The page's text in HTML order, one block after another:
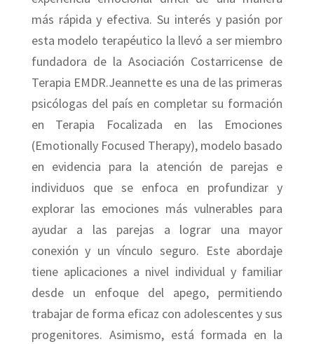
más rápida y efectiva. Su interés y pasión por
esta modelo terapéutico la llevó a ser miembro
fundadora de la Asociación Costarricense de
Terapia EMDR.Jeannette es una de las primeras
psicólogas del país en completar su formación
en Terapia Focalizada en las Emociones
(Emotionally Focused Therapy), modelo basado
en evidencia para la atención de parejas e
individuos que se enfoca en profundizar y
explorar las emociones más vulnerables para
ayudar a las parejas a lograr una mayor
conexión y un vínculo seguro. Este abordaje
tiene aplicaciones a nivel individual y familiar
desde un enfoque del apego, permitiendo
trabajar de forma eficaz con adolescentes y sus
progenitores. Asimismo, está formada en la